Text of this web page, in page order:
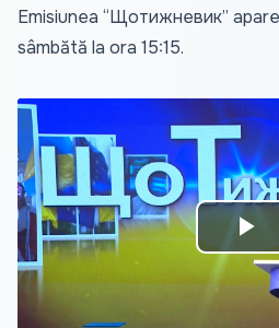
Emisiunea “Щотижневик”
sâmbătă la ora 15:15.